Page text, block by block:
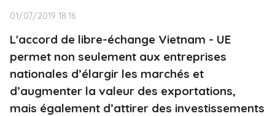
01/07/2019 18:16
L'accord de libre-échange Vietnam - UE
permet non seulement aux entreprises
nationales d’élargir les marchés et
d’augmenter la valeur des exportations,
mais également d’attirer des investissements